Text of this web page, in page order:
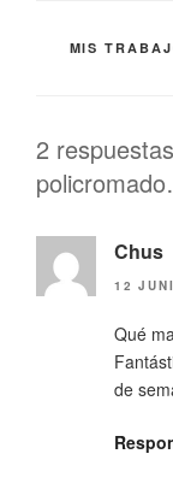
MIS
2
Chus
12
Qué
de